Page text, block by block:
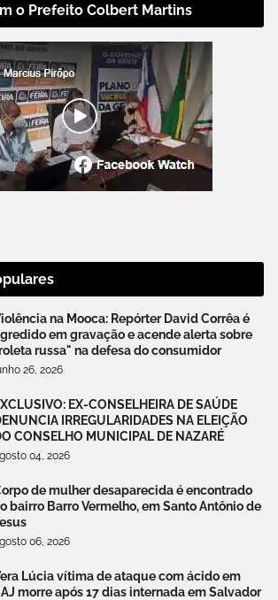
o Prefeito Colbert Martins
na Mooca: Repórter David Corrêa é
em gravação e acende alerta sobre
russa" na defesa do consumidor
26, 2026
EX-CONSELHEIRA DE SAÚDE
IRREGULARIDADES NA ELEIÇÃO
CONSELHO MUNICIPAL DE NAZARÉ
04, 2026
de mulher desaparecida é encontrado
bairro Barro Vermelho, em Santo Antônio de
06, 2026
Lúcia vítima de ataque com ácido em
morre após 17 dias internada em Salvador